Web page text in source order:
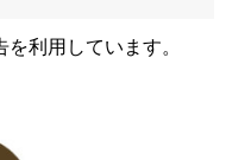
利用しています。